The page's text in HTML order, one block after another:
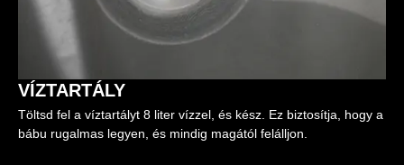
VÍZTARTÁLY
Töltsd fel a víztartályt 8 liter vízzel, és kész. Ez biztosítja, hogy a
bábu rugalmas legyen, és mindig magától felálljon.